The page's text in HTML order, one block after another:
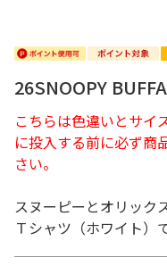
26SNOOPY
こちらは色違いとサイ
に投入する前に必ず商
さい。
スヌーピーとオリック
Ｔシャツ（ホワイト）で